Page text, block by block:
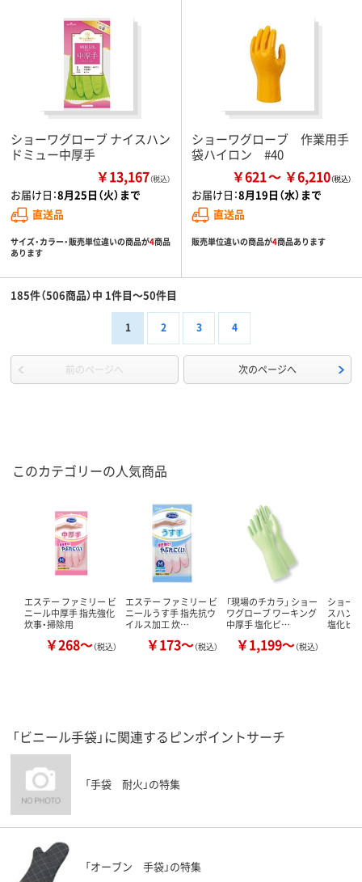
ショーワグローブ ナイスハン
ドミュー中厚手
￥13,167（税込）
お届け日：8月25日（火）まで
直送品
サイズ・カラー・販売単位違いの商品が4商品
あります
ショーワグローブ 作業用手
袋ハイロン #40
￥621 ￥6,210
お届け日：8月19日（水）まで
直送品
販売単位違いの商品が4商品あります
185件（506商品）中 1件目～50件目
1 2 3 4
前のページへ 次のページへ
このカテゴリーの人気商品
エステー ファミリー ビ
ニール中厚手 指先強化
炊事・掃除用
￥268～（税込）
エステー ファミリー ビ
ニールうす手 指先抗ウ
イルス加工 炊…
￥173～（税込）
「現場のチカラ」 ショー
ワグローブ ワーキング
中厚手 塩化ビ…
￥1,199～（税込）
ショー
スハン
塩化ビ
「ビニール手袋」に関連するピンポイントサーチ
「手袋 耐火」の特集
「オーブン 手袋」の特集